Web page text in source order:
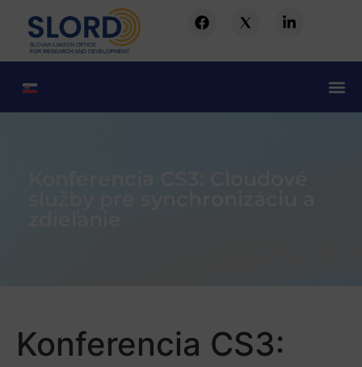
Konferencia CS3: